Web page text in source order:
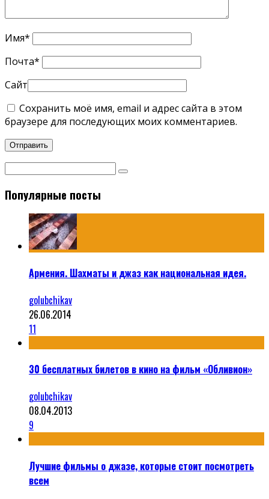
Имя*
Почта*
Сайт
Сохранить моё имя, email и адрес сайта в этом
браузере для последующих моих комментариев.
Популярные посты
Армения. Шахматы и джаз как национальная идея.
golubchikav
26.06.2014
11
30 бесплатных билетов в кино на фильм «Обливион»
golubchikav
08.04.2013
9
Лучшие фильмы о джазе, которые стоит посмотреть
всем